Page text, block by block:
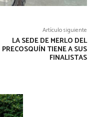
Artículo siguiente
LA SEDE DE MERLO DEL
PRECOSQUÍN TIENE A SUS
FINALISTAS